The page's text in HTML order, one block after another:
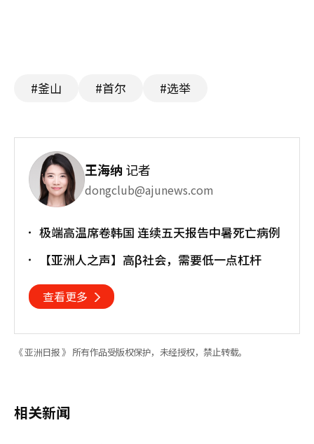
#釜山 #首尔 #选举
王海纳 记者
dongclub@ajunews.com
极端高温席卷韩国 连续五天报告中暑死亡病例
【亚洲人之声】高β社会，需要低一点杠杆
查看更多
《 亚洲日报 》 所有作品受版权保护，未经授权，禁止转载。
相关新闻